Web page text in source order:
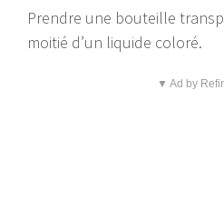
Prendre une bouteille
moitié d’un liquide coloré.
▼ Ad by